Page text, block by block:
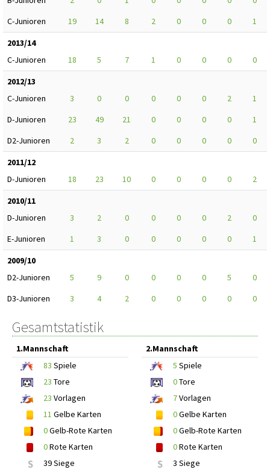
C-Junioren
19 14 8 2 0 0 0
1
2013/14
C-Junioren
18 5 7 1 0 0 0
0
2012/13
C-Junioren
3 0 0 0 0 0 2
1
D-Junioren
23 49 21 0 0 0 0
1
D2-Junioren
2 3 2 0 0 0 0
0
2011/12
D-Junioren
18 23 10 0 0 0 0
2
2010/11
D-Junioren
3 2 0 0 0 0 2
0
E-Junioren
1 3 0 0 0 0 0
1
2009/10
D2-Junioren
5 9 0 0 0 0 5
0
D3-Junioren
3 4 2 0 0 0 0 0
Gesamtstatistik
1.Mannschaft
83 Spiele
23 Tore
23 Vorlagen
11 Gelbe Karten
0Gelb-Rote Karten
0Rote Karten
S 39 Siege
2.Mannschaft
5 Spiele
0Tore
7Vorlagen
0Gelbe Karten
0Gelb-Rote Karten
0Rote Karten
S 3 Siege